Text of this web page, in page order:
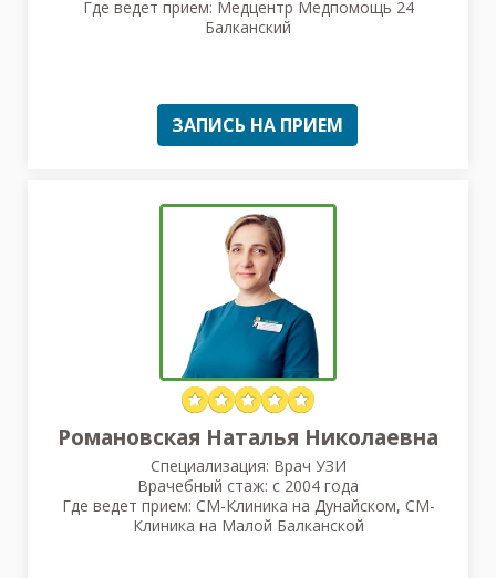
Где ведет прием: Медцентр Медпомощь 24
Балканский
ЗАПИСЬ НА ПРИЕМ
Романовская Наталья Николаевна
Специализация: Врач УЗИ
Врачебный стаж: с 2004 года
Где ведет прием: СМ-Клиника на Дунайском, СМ-
Клиника на Малой Балканской